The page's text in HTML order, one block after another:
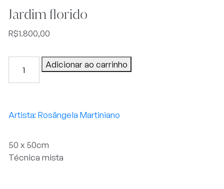
Jardim florido
R$1.800,00
florido
Adicionar ao carrinho
Rosângela Martiniano
50 x 50cm
Técnica mista